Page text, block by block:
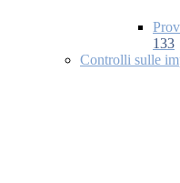
133
Controlli sulle